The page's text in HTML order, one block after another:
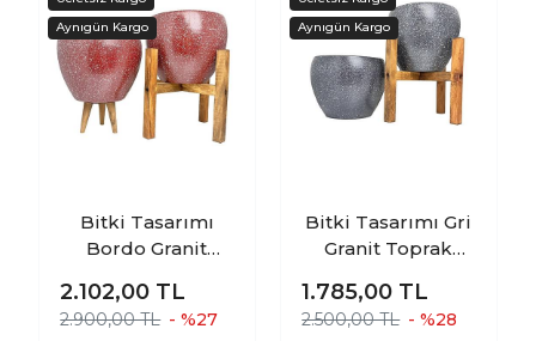
Bitki Tasarımı
Bordo Granit
Saksılık Salon
Çiçeklik İkili Set 3
2.102,00 TL
2.900,00 TL - %27
Bitki Tasarımı Gri
Granit Toprak
Salon Çiçeklik
İkili Set Ayaksız -
1.785,00 TL
2.500,00 TL - %28